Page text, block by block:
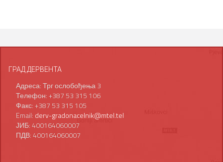
ГРАД ДЕРВЕНТА
Адреса: Трг ослобођења 3
Телефон: +387 53 315 106
Факс: +387 53 315 105
Email: derv-gradonacelnik@mtel.tel
ЈИБ: 400164060007
ПДВ: 400164060007